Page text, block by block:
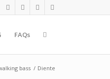
FAQs
bass / Diente